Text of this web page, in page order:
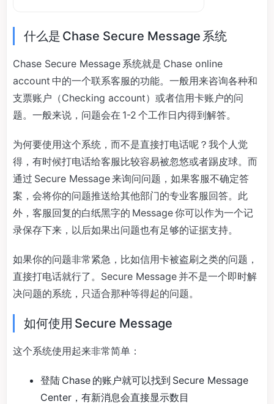
什么是 Chase Secure Message 系统
Chase Secure Message 系统就是 Chase online
account 中的一个联系客服的功能。一般用来咨询各种和
支票账户（Checking account）或者信用卡账户的问
题。一般来说，问题会在 1-2 个工作日内得到解答。
为何要使用这个系统，而不是直接打电话呢？我个人觉
得，有时候打电话给客服比较容易被忽悠或者踢皮球。而
通过 Secure Message 来询问问题，如果客服不确定答
案，会将你的问题推送给其他部门的专业客服回答。此
外，客服回复的白纸黑字的 Message 你可以作为一个记
录保存下来，以后如果出问题也有足够的证据支持。
如果你的问题非常紧急，比如信用卡被盗刷之类的问题，
直接打电话就行了。Secure Message 并不是一个即时解
决问题的系统，只适合那种等得起的问题。
如何使用 Secure Message
这个系统使用起来非常简单：
登陆 Chase 的账户就可以找到 Secure Message
Center，有新消息会直接显示数目